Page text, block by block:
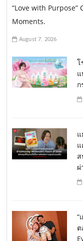
“Love with
Moments.
August 7, 2026
โ
แ
“